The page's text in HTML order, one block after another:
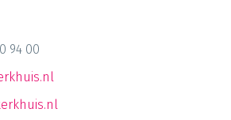
94 00